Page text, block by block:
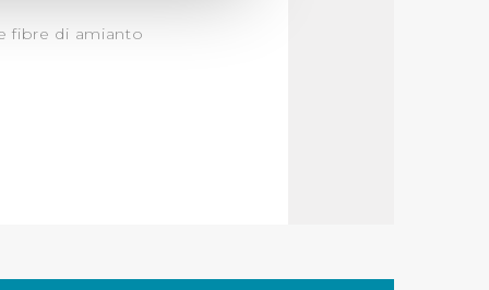
di base quali la
dall’Utente e con i
fibre di amianto